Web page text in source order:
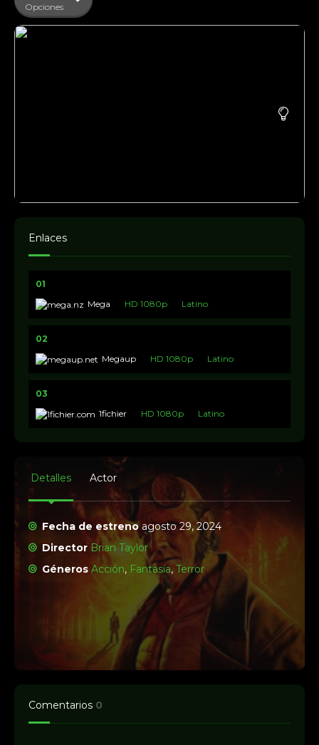
Opciones
Enlaces
01
Mega
HD 1080p Latino
02
Megaup
HD 1080p Latino
03
1fichier
HD 1080p Latino
Detalles Actor
Fecha de estrenoagosto 29, 2024
Director Brian Taylor
Géneros Acción, Fantasía,Terror
Comentarios 0